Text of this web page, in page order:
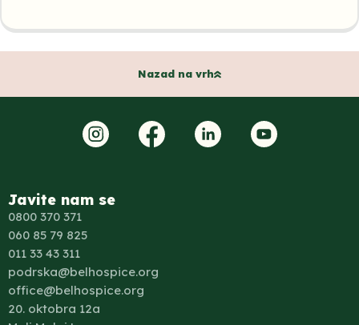
Nazad na vrh
Javite nam se
0800 370 371
060 85 79 825
011 33 43 311
podrska@belhospice.org
office@belhospice.org
20. oktobra 12a